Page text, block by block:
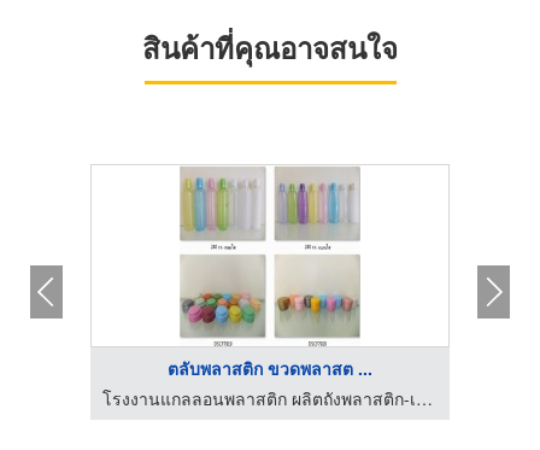
สินค้าที่คุณอาจสนใจ
ตลับพลาสติก ขวดพลาสต ...
โรงงานแกลลอนพลาสติก ผลิตถังพลาสติก-เอส ที เอส พลาสแพ็ค